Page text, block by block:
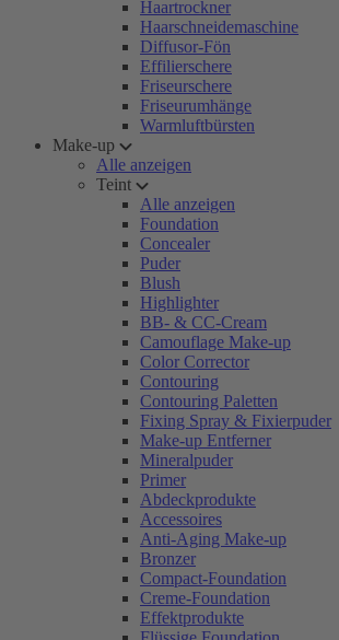
Haartrockner
Haarschneidemaschine
Diffusor-Fön
Effilierschere
Friseurschere
Friseurumhänge
Warmluftbürsten
Make-up
Alle anzeigen
Teint
Alle anzeigen
Foundation
Concealer
Puder
Blush
Highlighter
BB- & CC-Cream
Camouflage Make-up
Color Corrector
Contouring
Contouring Paletten
Fixing Spray & Fixierpuder
Make-up Entferner
Mineralpuder
Primer
Abdeckprodukte
Accessoires
Anti-Aging Make-up
Bronzer
Compact-Foundation
Creme-Foundation
Effektprodukte